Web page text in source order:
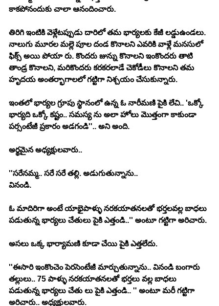
కాకపోనందుకు చాలా ఆనందించారు.
తిరిగి ఇంటికి వెళ్లేటప్పుడు దారిలో తమ భార్యలకు కేజీ లడ్డుఉండలు.
నాలుగు మూరల మల్లె పూల దండ కొనాలని ఎవరికి వాళ్లే మనసులో
ఫిక్స్ అయి పోయా రు. కొందరు జున్ను కొనాలని ఇంకొందరు తాటి
తాండ్ర కొనాలని, మరికొందరు కరకరలాడే చెకోడీలు కొనాలని తమ
హృదయ అంతర్భాగాలలో గట్టిగా నిశ్చయం చేసుకున్నారు.
ఇంతలో భార్యల గ్రూపు స్థానంలో ఉన్న ఓ నారీమణి పైకి లేచి.. 'ఒక్కో
భార్యది ఒక్కో కష్టం.. సమస్య ను అలా హోలు మొత్తంగా కాకుండా
పర్సంటేజీ ప్రకారం అడగండి''.. అని అంది.
అర్థమైన అధ్యక్షులవారు..
''సరేనమ్మ.. సరే సరే తల్లి. అడుగుతున్నాను..
వినండి.
ఓ మాదిరిగా అంటే యాభైపాళ్ళు నరకయాతనలతో భర్తలవల్ల బాధలు
పడుతున్న భార్యలు చేతులు పైకి ఎత్తండి..'' అంటూ గట్టిగా అరిచారు.
అసలు ఒక్క భార్యామణి కూడా చేయి పైకి ఎత్తలేదు.
''ఈసారి ఇంకొంచెం పెరసెంటేజీ మార్చుతున్నాను.. వినండి బంగారు
తల్లులు.. 75 పాళ్ళు నరకయాతనలతో భర్తలు వల్ల బాధలు
పడుతున్న భార్యలు చేతు లు పైకి ఎత్తండి.. '' అంటూ మరీ గట్టిగా
అరిచారు.. అధ్యక్షులవారు.